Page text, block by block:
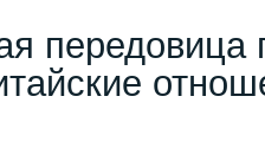
передовица